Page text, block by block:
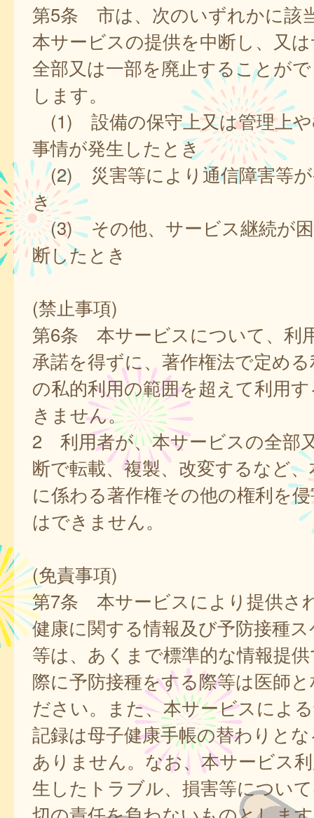
第5条 市は、次のいずれかに該
本サービスの提供を中断し、又
全部又は一部を廃止することが
します。
(1) 設備の保守上又は管理上
事情が発生したとき
(2) 災害等により通信障害等が
き
(3) その他、サービス継続が困
断したとき
(禁止事項)
第6条 本サービスについて、利
承諾を得ずに、著作権法で定め
の私的利用の範囲を超えて利用
きません。
2 利用者が、本サービスの全部
断で転載、複製、改変するなど
に係わる著作権その他の権利を
はできません。
(免責事項)
第7条 本サービスにより提供さ
健康に関する情報及び予防接種
等は、あくまで標準的な情報提
際に予防接種をする際等は医師
ださい。また、本サービスによ
記録は母子健康手帳の替わりと
ありません。なお、本サービス
生したトラブル、損害等につい